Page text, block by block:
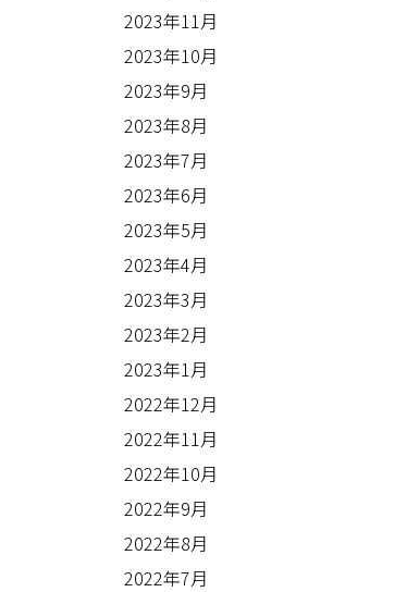
2023年11月
2023年10月
2023年9月
2023年8月
2023年7月
2023年6月
2023年5月
2023年4月
2023年3月
2023年2月
2023年1月
2022年12月
2022年11月
2022年10月
2022年9月
2022年8月
2022年7月